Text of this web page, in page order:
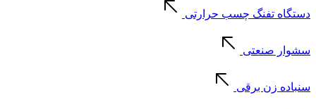
دستگاه تفنگ چسب حرارتی
سشوار صنعتی
سنباده زن برقی